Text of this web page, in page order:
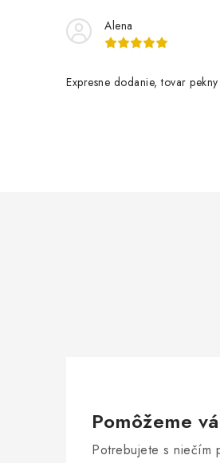
Alena
Expresne dodanie, tovar pekny
Pomôžeme
Potrebujete s niečím